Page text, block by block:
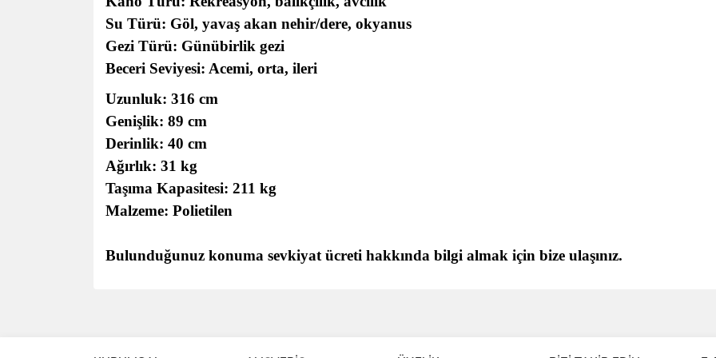
Su Türü: Göl, yavaş akan nehir/dere, okyanus
Gezi Türü: Günübirlik gezi
Beceri Seviyesi: Acemi, orta, ileri
Uzunluk: 316 cm
Genişlik: 89 cm
Derinlik: 40 cm
Ağırlık: 31 kg
Taşıma Kapasitesi: 211 kg
Malzeme: Polietilen
Bulunduğunuz konuma sevkiyat ücreti hakkında bilgi almak için bize ulaşınız.